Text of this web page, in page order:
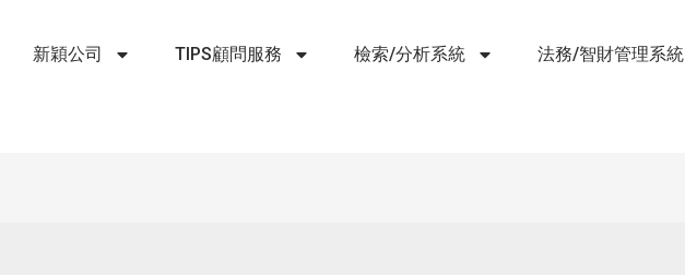
新穎公司 TIPS顧問服務 檢索/分析系統 法務/智財管理系統